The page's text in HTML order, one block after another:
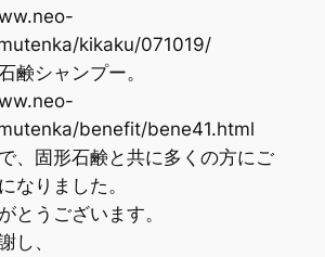
kikaku/071019/
鹸シャンプー。
benefit/bene41.html
、固形石鹸と共に多くの方にご
なりました。
とうございます。
し、